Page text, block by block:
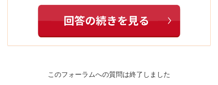
このフォーラムへの質問は終了しました